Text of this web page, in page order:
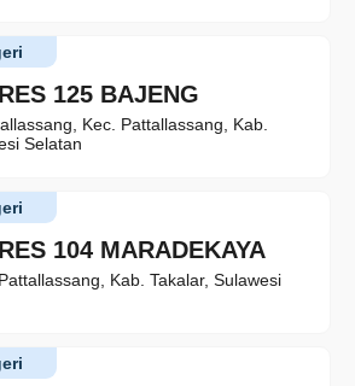
125 BAJENG
Kec. Pattallassang, Kab.
Selatan
104 MARADEKAYA
Kab. Takalar, Sulawesi